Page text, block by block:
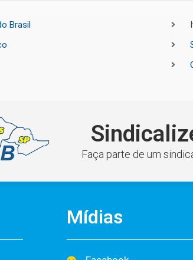
Brasil
Faça parte de um
Mídias